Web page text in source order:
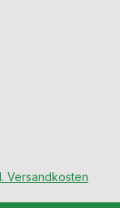
Versandkosten